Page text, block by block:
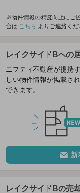
※物件情報の精度向上にご
合は こちら よりご連絡くだ
レイクサイドBへの
ニフティ不動産が提携
しい物件情報が掲載さ
できます。
新
レイクサイドBの売